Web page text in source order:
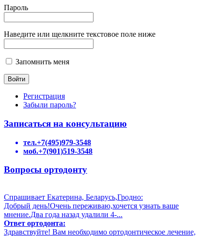
Пароль
Наведите или щелкните текстовое поле ниже
Запомнить меня
Регистрация
Забыли пароль?
Записаться на консультацию
тел.+7(495)979-3548
моб.+7(901)519-3548
Вопросы ортодонту
Спрашивает Екатерина, Беларусь,Гродно:
Добрый день!Очень переживаю,хочется узнать ваше
мнение.Два года назад удалили 4-...
Ответ ортодонта:
Здравствуйте! Вам необходимо ортодонтическое лечение,